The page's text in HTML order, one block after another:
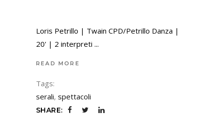
Loris Petrillo | Twain CPD/Petrillo Danza |
20' | 2 interpreti
READ MORE
Tags:
serali, spettacoli
SHARE: